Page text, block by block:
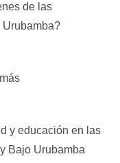
de las
y educación en las
Bajo Urubamba